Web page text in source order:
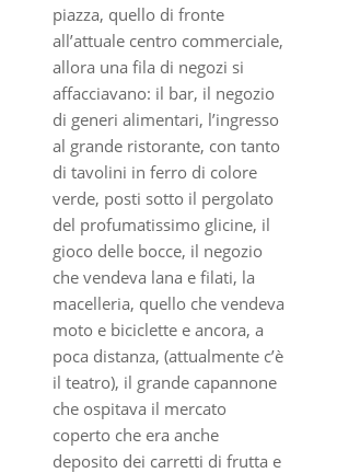
piazza, quello di fronte
all’attuale centro commerciale,
allora una fila di negozi si
affacciavano: il bar, il negozio
di generi alimentari, l’ingresso
al grande ristorante, con tanto
di tavolini in ferro di colore
verde, posti sotto il pergolato
del profumatissimo glicine, il
gioco delle bocce, il negozio
che vendeva lana e filati, la
macelleria, quello che vendeva
moto e biciclette e ancora, a
poca distanza, (attualmente c’è
il teatro), il grande capannone
che ospitava il mercato
coperto che era anche
deposito dei carretti di frutta e